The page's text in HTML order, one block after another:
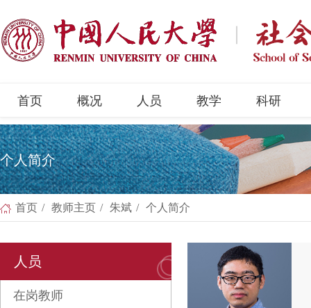
首页 概况 人员 教学 科研
个人简介
首页 / 教师主页 / 朱斌 / 个人简介
人员
在岗教师